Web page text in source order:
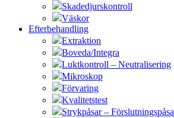
Skadedjurskontroll
Väskor
Efterbehandling
Extraktion
Boveda/Integra
Luktkontroll – Neutralisering
Mikroskop
Förvaring
Kvalitetstest
Strykpåsar –